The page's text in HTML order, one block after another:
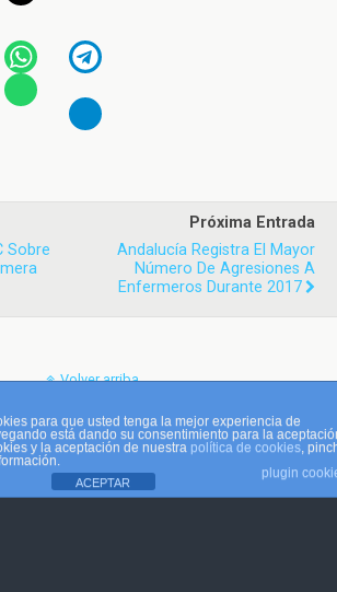
Sobre
Próxima Entrada
Andalucía Registra El Mayor
Número De Agresiones A
Enfermeros Durante 2017
Volver arriba
Escritorio
para que usted tenga la mejor experiencia de
está dando su consentimiento para la
y la aceptación de nuestra política de cookies ,
plugin
ACEPTAR